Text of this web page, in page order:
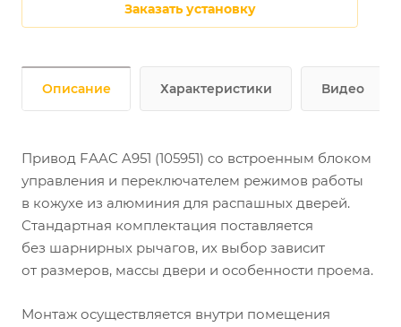
Заказать установку
Описание Характеристики Видео
Привод FAAC A951 (105951) со встроенным блоком
управления и переключателем режимов работы
в кожухе из алюминия для распашных дверей.
Стандартная комплектация поставляется
без шарнирных рычагов, их выбор зависит
от размеров, массы двери и особенности проема.
Монтаж осуществляется внутри помещения